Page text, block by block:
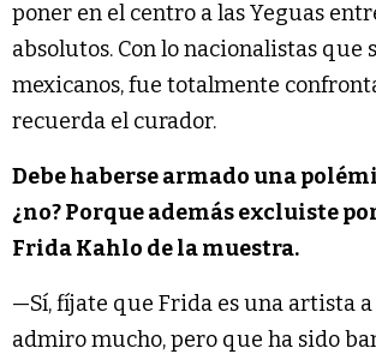
poner en el centro a las Yeguas
absolutos. Con lo nacionalistas que
mexicanos, fue totalmente
recuerda el curador.
Debe haberse armado una
¿no? Porque además excluiste
Frida Kahlo de la muestra.
—Sí, fíjate que Frida es una artista
admiro mucho, pero que ha sido